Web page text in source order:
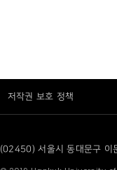
저작권 보호 정책
(02450) 서울시 동대문구